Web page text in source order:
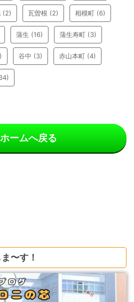
(2) 瓦曽根 (2) 相模町 (6)
蒲生 (16) 蒲生寿町 (3)
谷中 (3) 赤山本町 (4)
ホームへ戻る
〜す！